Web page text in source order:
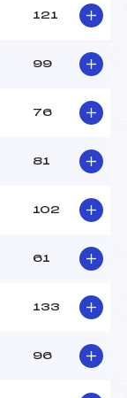
121
99
76
81
102
61
133
96